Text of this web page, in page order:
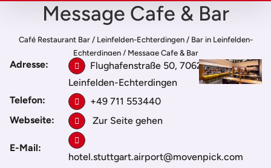
Message Cafe & Bar
Café Restaurant Bar/ Leinfelden-Echterdingen/ Bar in Leinfelden-
Echterdingen/ Message Cafe & Bar
Adresse:
Flughafenstraße 50, 70629,
Leinfelden-Echterdingen
Telefon:
+49 711 553440
Webseite:
Zur Seite gehen
E-Mail:
hotel.stuttgart.airport@movenpick.com